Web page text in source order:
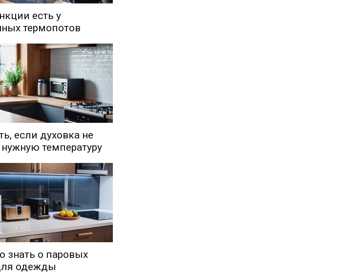
есть у
термопотов
если духовка не
нужную температуру
знать о паровых
одежды